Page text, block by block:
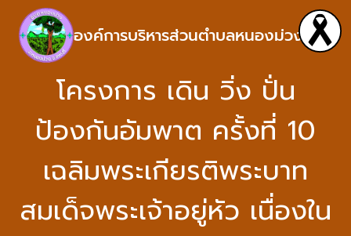
องค์การบริหารส่วนตำบลหนองม่วง
โครงการ เดิน วิ่ง ปั่น
ป้องกันอัมพาต ครั้งที่ 10
เฉลิมพระเกียรติพระบาท
สมเด็จพระเจ้าอยู่หัว เนื่องใน